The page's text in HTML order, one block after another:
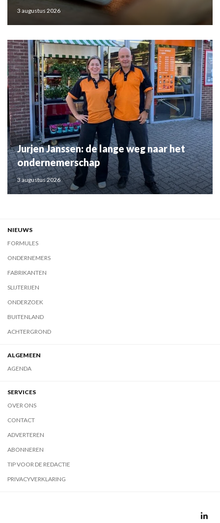
3 augustus 2026
Jurjen Janssen: de lange weg naar het
ondernemerschap
3 augustus 2026
NIEUWS
FORMULES
ONDERNEMERS
FABRIKANTEN
SLIJTERIJEN
ONDERZOEK
BUITENLAND
ACHTERGROND
ALGEMEEN
AGENDA
SERVICES
OVER ONS
CONTACT
ADVERTEREN
ABONNEREN
TIP VOOR DE REDACTIE
PRIVACYVERKLARING